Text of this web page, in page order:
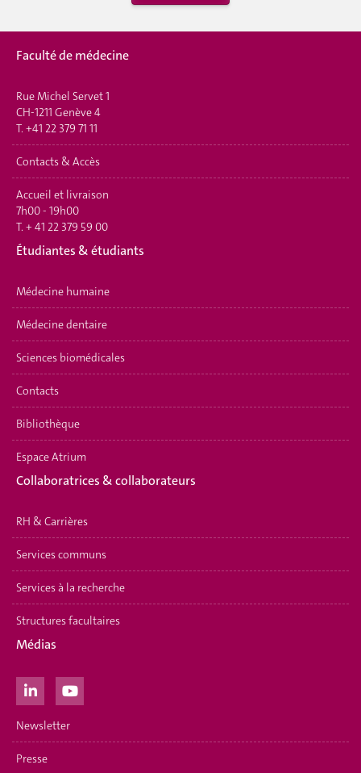
Faculté de médecine
Rue Michel Servet 1
CH-1211 Genève 4
T. +41 22 379 71 11
Contacts & Accès
Accueil et livraison
7h00 - 19h00
T. + 41 22 379 59 00
Étudiantes & étudiants
Médecine humaine
Médecine dentaire
Sciences biomédicales
Contacts
Bibliothèque
Espace Atrium
Collaboratrices & collaborateurs
RH & Carrières
Services communs
Services à la recherche
Structures facultaires
Médias
Newsletter
Presse